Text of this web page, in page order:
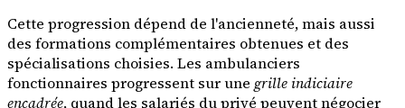
Cette progression dépend de l'ancienneté, mais aussi
des formations complémentaires obtenues et des
spécialisations choisies. Les ambulanciers
fonctionnaires progressent sur une grille indiciaire
encadrée, quand les salariés du privé peuvent négocier